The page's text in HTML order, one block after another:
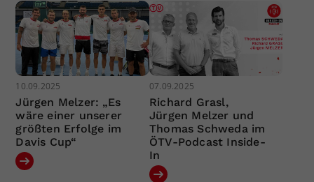
10.09.2025
Jürgen Melzer: „Es
wäre einer unserer
größten Erfolge im
Davis Cup“
07.09.2025
Richard Grasl,
Jürgen Melzer und
Thomas Schweda im
ÖTV-Podcast Inside-
In